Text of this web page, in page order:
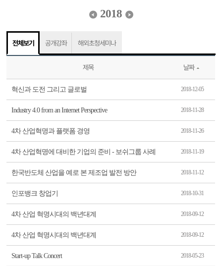
2018
전체보기 공개강좌 해외초청세미나
제목 날짜
혁신과 도전 그리고 글로벌 2018-12-05
Industry 4.0 from an Internet Perspective 2018-11-28
4차 산업혁명과 플랫폼 경영 2018-11-26
4차 산업혁명에 대비한 기업의 준비 - 보쉬그룹 사례 2018-11-19
한국반도체 산업을 예로 본 제조업 발전 방안 2018-11-12
인포뱅크 창업기 2018-10-31
4차 산업 혁명시대의 백년대계 2018-09-12
4차 산업 혁명시대의 백년대계 2018-09-12
Start-up Talk Concert 2018-05-23